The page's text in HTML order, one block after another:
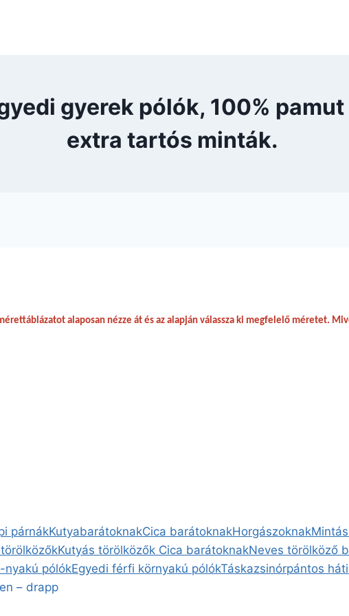
gyerek pólók, 100%
extra tartós minták.
alaposan nézze át és az alapján válassza ki megfelelő méretet.
párnákKutyabarátoknakCica barátoknakHorgászoknak
Kutyás törölközők Cica barátoknakNeves törölköző
nyakú pólókEgyedi férfi környakú pólókTáskazsinórpántos
– drapp